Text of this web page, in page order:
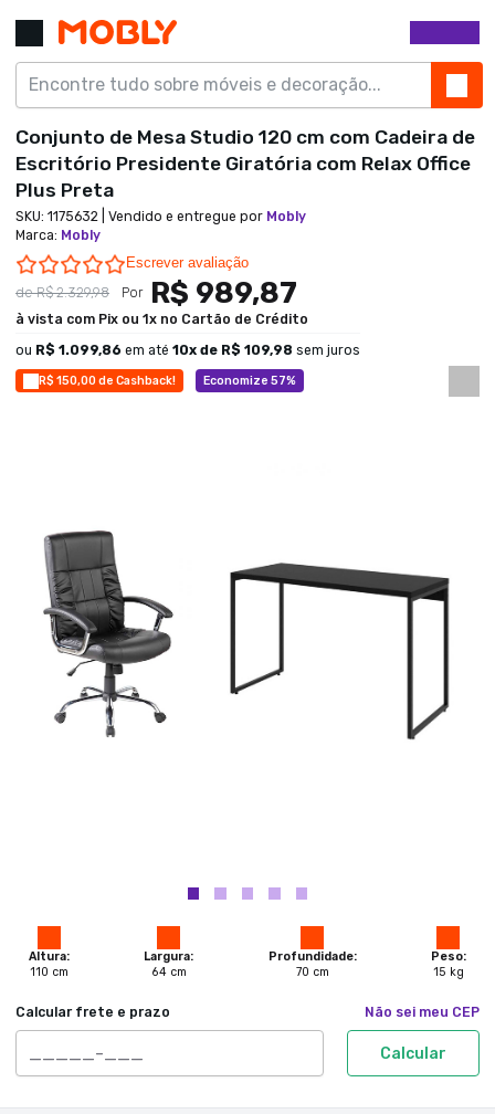
R$ 150,00 de Cashback! Economize 57%
Altura:
110 cm
Largura:
64cm
Profundidade:
70 cm
Peso:
15 kg
Calcular frete e prazo Não sei meu CEP
Calcular
Conjunto de Mesa Studio 120 cm com Cadeira de
Escritório Presidente Giratória com Relax Office
Plus Preta
SKU: 1175632 | Vendido e entregue por Mobly
Marca: Mobly
0.0 star rating
Escrever avaliação
deR$ 2.329,98 Por R$ 989,87
à vista com Pix ou 1x no Cartão de Crédito
ou R$ 1.099,86 em até 10x de R$ 109,98 sem juros